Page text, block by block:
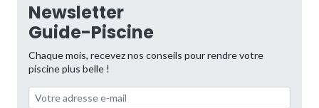
Newsletter
Guide-Piscine
Chaque mois, recevez nos conseils pour rendre votre
piscine plus belle !